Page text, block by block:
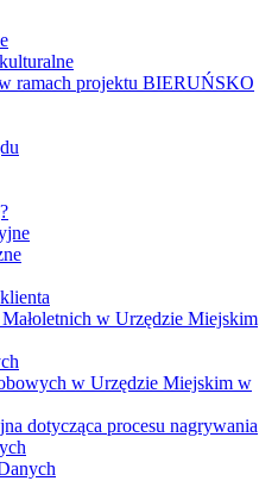
ramach projektu BIERUŃSKO
w Urzędzie Miejskim
w Urzędzie Miejskim w
dotycząca procesu nagrywania